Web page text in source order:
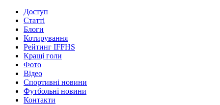
Доступ
Статті
Блоги
Котирування
Рейтинг IFFHS
Кращі голи
Фото
Відео
Спортивні новини
Футбольні новини
Контакти